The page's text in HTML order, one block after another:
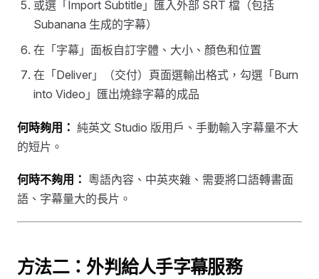
或選「Import Subtitle」匯入外部 SRT 檔（包括
Subanana 生成的字幕）
在「字幕」面板自訂字體、大小、顏色和位置
在「Deliver」（交付）頁面選輸出格式，勾選「Burn
into Video」匯出燒錄字幕的成品
何時夠用： 純英文 Studio 版用戶、手動輸入字幕量不大
的短片。
何時不夠用： 粵語內容、中英夾雜、需要將口語轉書面
語、字幕量大的長片。
方法二：外判給人手字幕服務